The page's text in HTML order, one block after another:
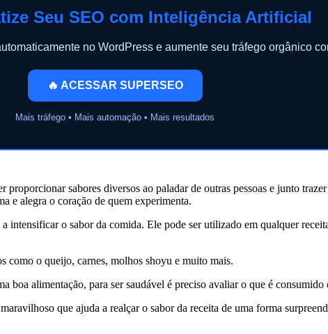
Seu SEO com Inteligência Artificial
no WordPress e aumente seu tráfego orgânico
🔥 ACESSAR SUPERSEO
Mais tráfego • Mais automação • Mais resultados
sabores diversos ao paladar de outras pessoas e junto
e alegra o coração de quem experimenta.
o sabor da comida. Ele pode ser utilizado em qualquer
como o queijo, carnes, molhos shoyu e muito mais.
alimentação, para ser saudável é preciso avaliar o que é consumido
que ajuda a realçar o sabor da receita de uma forma